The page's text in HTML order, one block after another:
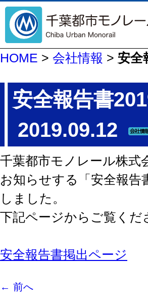
HOME > 会社情報 > 安全
安全報告書
2019.09.12
千葉都市モノレール株式
お知らせする「安全報告
しました。
下記ページからご覧くだ
安全報告書掲出ページ
← 前へ